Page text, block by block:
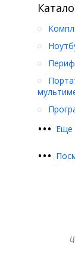
••• Еще
•••